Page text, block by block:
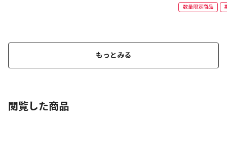
数量限定商品
もっとみる
閲覧した商品